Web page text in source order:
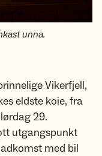
unna.
Vikerfjell,
eldste koie, fra
29.
utgangspunkt
med bil